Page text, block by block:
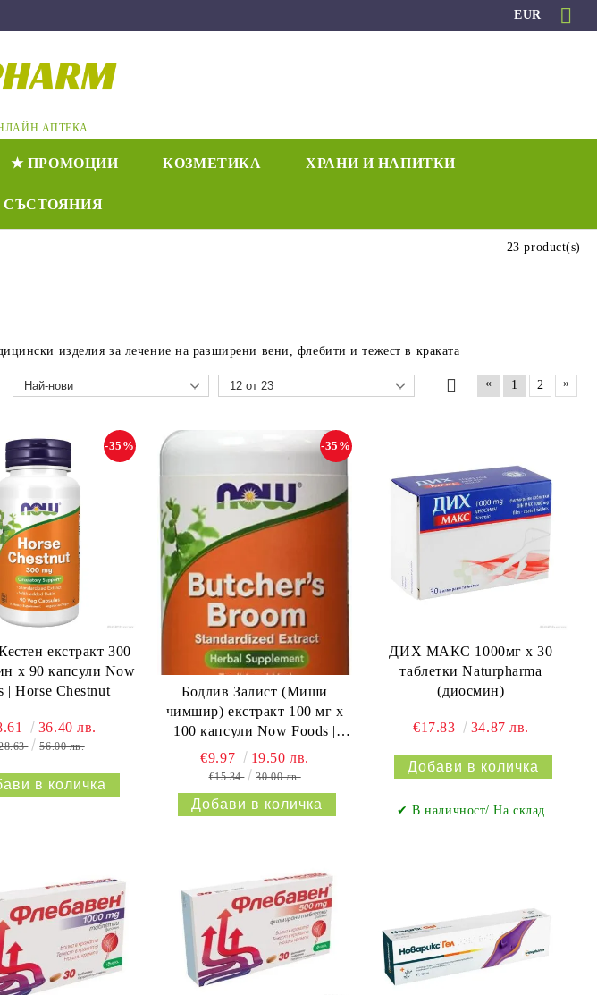
EUR
АПТЕКА
★ ПРОМОЦИИ КОЗМЕТИКА ХРАНИ И НАПИТКИ
изделия за лечение на разширени вени, флебити и тежест в краката
23 product(s)
« 1 2 »
екстракт 300
х 90 капсули Now
| Horse Chestnut
-35%
36.40 лв.
56.00 лв.
Бодлив Залист (Миши
чимшир) екстракт 100 мг х
100 капсули Now Foods |
Butcher's Broom
-35%
€9.97 19.50 лв.
€15.34 30.00 лв.
ДИХ МАКС 1000мг х 30
таблетки Naturpharma
(диосмин)
€17.83 34.87 лв.
✔ В наличност/ На склад